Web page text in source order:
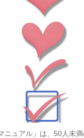
ニュアル」は、50人未